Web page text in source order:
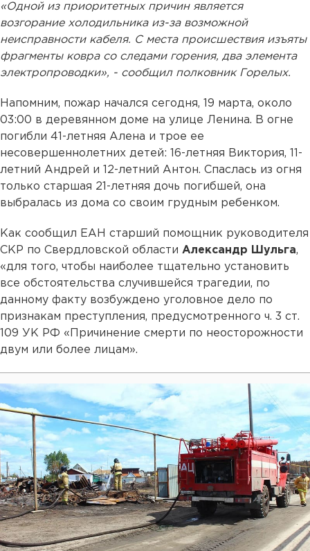
«Одной из приоритетных причин является
возгорание холодильника из-за возможной
неисправности кабеля. С места происшествия изъяты
фрагменты ковра со следами горения, два элемента
электропроводки», - сообщил полковник Горелых.
Напомним, пожар начался сегодня, 19 марта, около
03:00 в деревянном доме на улице Ленина. В огне
погибли 41-летняя Алена и трое ее
несовершеннолетних детей: 16-летняя Виктория, 11-
летний Андрей и 12-летний Антон. Спаслась из огня
только старшая 21-летняя дочь погибшей, она
выбралась из дома со своим грудным ребенком.
Как сообщил ЕАН старший помощник руководителя
СКР по Свердловской области Александр Шульга,
«для того, чтобы наиболее тщательно установить
все обстоятельства случившейся трагедии, по
данному факту возбуждено уголовное дело по
признакам преступления, предусмотренного ч. 3 ст.
109 УК РФ «Причинение смерти по неосторожности
двум или более лицам».